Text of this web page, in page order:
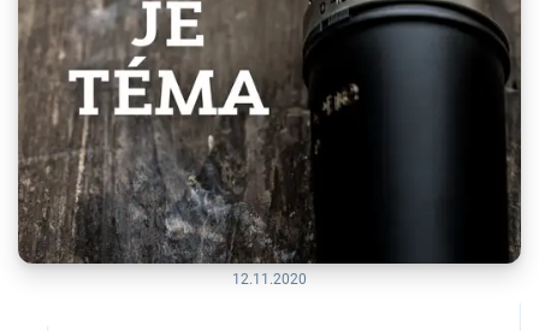
12.11.2020